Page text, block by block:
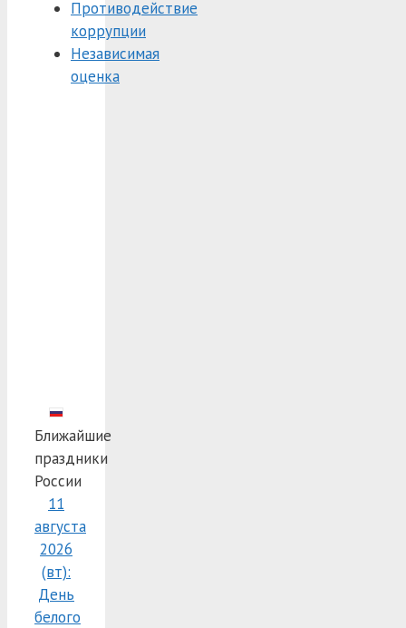
Противодействие
коррупции
Независимая
оценка
Ближайшие
праздники
России
11
августа
2026
(вт):
День
белого